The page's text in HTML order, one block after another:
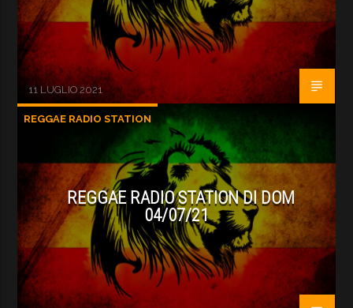
11 LUGLIO 2021
REGGAE RADIO STATION
REGGAE RADIO STATION DI DOM
04/07/21